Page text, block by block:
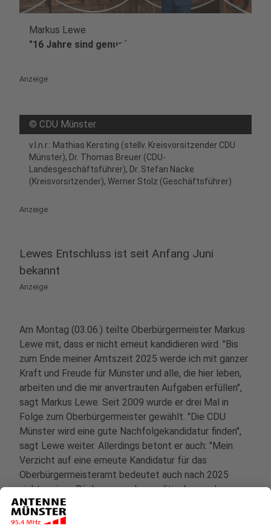
play_circle
Markus Lewe
"16 Jahre sind genug"
Anzeige
© CDU Münster
v.l.n.r.: Mathias Kersting (stellv. Kreisvorsitzender CDU
Münster), Dr. Thomas Breuer (CDU-
Landesgeschäftsführer), Dr. Stefan Nacke
(Kreisvorsitzender), Werner Stolz (Geschäftsführer)
Anzeige
Lewes Entschluss ist seit Anfang Juni
bekannt
Anzeige
Am Montag (03.06.) teilte Oberbürgermeister Markus
Lewe mit, dass er nicht erneut kandidieren wird. "Bis
zum Ende meiner Amtszeit 2025 werde ich mit ganzer
Kraft und Freude für Münster und alle, die hier leben,
arbeiten und die mir anvertrauten Aufgaben erfüllen",
sagt Markus Lewe. Seit 2009 wurde er drei Mal in
Folge zum Oberbürgermeister gewählt. "Die CDU
Münster wird eine gute Nachfolgekandidatur finden",
sagt Lewe weiter. Allerdings betont er auch: "Mein
Verzicht auf eine erneute Kandidatur für das
Oberbürgermeisteramt bedeutet auch nach 2025
nicht meinen Rückzug aus dem politischen und
gesellschaftlichen Leben".